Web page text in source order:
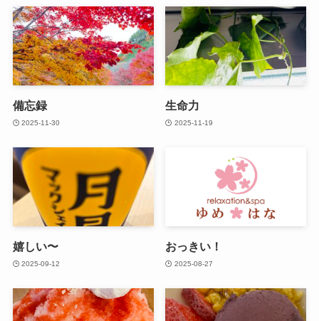
備忘録
2025-11-30
生命力
2025-11-19
嬉しい〜
2025-09-12
おっきい！
2025-08-27